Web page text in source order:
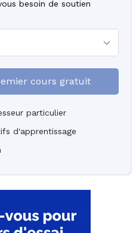
besoin de soutien
cours gratuit
particulier
d'apprentissage